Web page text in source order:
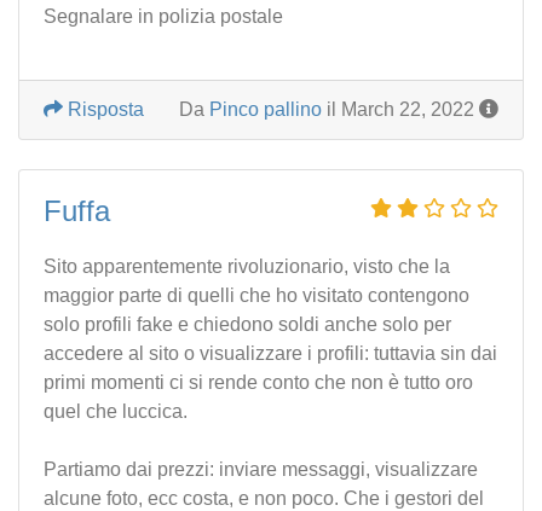
Segnalare in polizia postale
Da Pinco pallino il March 22, 2022
Risposta
Fuffa
Sito apparentemente rivoluzionario, visto che la
maggior parte di quelli che ho visitato contengono
solo profili fake e chiedono soldi anche solo per
accedere al sito o visualizzare i profili: tuttavia sin dai
primi momenti ci si rende conto che non è tutto oro
quel che luccica.
Partiamo dai prezzi: inviare messaggi, visualizzare
alcune foto, ecc costa, e non poco. Che i gestori del